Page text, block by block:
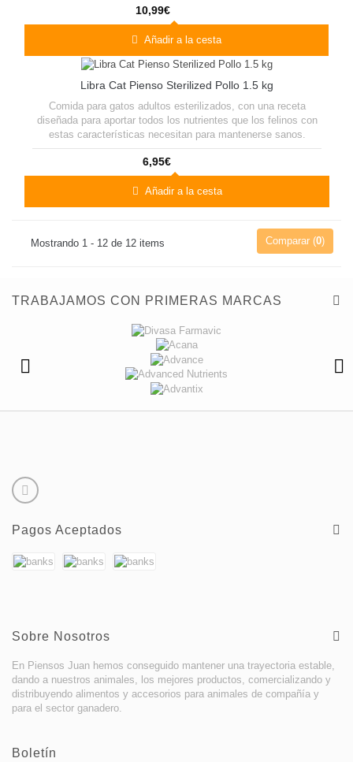
vitamina D que mantendrá fuertes sus dientes y huesosuente
de fibra.
10,99€
Añadir a la cesta
Libra Cat Pienso Sterilized Pollo 1.5 kg
Comida para gatos adultos esterilizados, con una receta
diseñada para aportar todos los nutrientes que los felinos con
estas características necesitan para mantenerse sanos.
6,95€
Añadir a la cesta
Mostrando 1 - 12 de 12 items Comparar (0)
TRABAJAMOS CON PRIMERAS MARCAS
Pagos Aceptados
Sobre Nosotros
En Piensos Juan hemos conseguido mantener una trayectoria estable,
dando a nuestros animales, los mejores productos, comercializando y
distribuyendo alimentos y accesorios para animales de compañía y
para el sector ganadero.
Boletín